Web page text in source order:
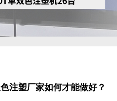
注塑厂家如何才能做好？